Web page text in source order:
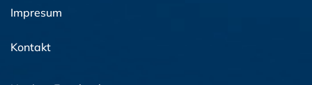
Impresum
Kontakt